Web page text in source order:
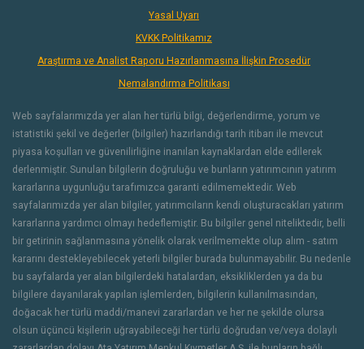
Yasal Uyarı
KVKK Politikamız
Araştırma ve Analist Raporu Hazırlanmasına İlişkin Prosedür
Nemalandırma Politikası
Web sayfalarımızda yer alan her türlü bilgi, değerlendirme, yorum ve
istatistiki şekil ve değerler (bilgiler) hazırlandığı tarih itibarı ile mevcut
piyasa koşulları ve güvenilirliğine inanılan kaynaklardan elde edilerek
derlenmiştir. Sunulan bilgilerin doğruluğu ve bunların yatırımcının yatırım
kararlarına uygunluğu tarafımızca garanti edilmemektedir. Web
sayfalarımızda yer alan bilgiler, yatırımcıların kendi oluşturacakları yatırım
kararlarına yardımcı olmayı hedeflemiştir. Bu bilgiler genel niteliktedir, belli
bir getirinin sağlanmasına yönelik olarak verilmemekte olup alım - satım
kararını destekleyebilecek yeterli bilgiler burada bulunmayabilir. Bu nedenle
bu sayfalarda yer alan bilgilerdeki hatalardan, eksikliklerden ya da bu
bilgilere dayanılarak yapılan işlemlerden, bilgilerin kullanılmasından,
doğacak her türlü maddi/manevi zararlardan ve her ne şekilde olursa
olsun üçüncü kişilerin uğrayabileceği her türlü doğrudan ve/veya dolaylı